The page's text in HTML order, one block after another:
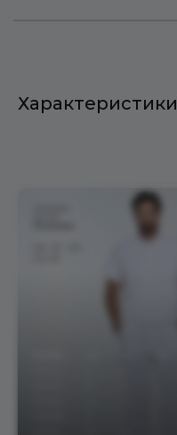
Характеристики